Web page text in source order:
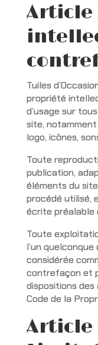
Article
Tuiles
propriété
d’usage sur
site,
logo, icônes,
Toute
publication,
éléments du
procédé utilisé,
écrite préalable
Toute
l’un
considérée
contrefaçon et
dispositions
Code de la
Article